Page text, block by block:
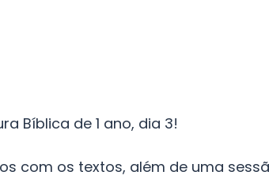
Bíblica de 1 ano, dia 3!
com os textos, além de uma